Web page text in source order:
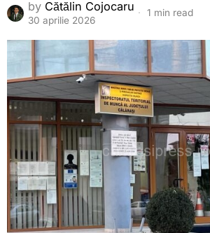
by Cătălin Cojocaru
30 aprilie 2026
1 min read